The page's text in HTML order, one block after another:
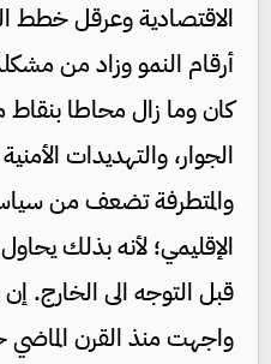
الاقتصادية وعرقل
أرقام النمو وزاد من
كان وما زال محاطا
الجوار، والتهديدات
والمتطرفة تضعف من
الإقليمي؛ لأنه بذلك
قبل التوجه الى الخارج.
واجهت منذ القرن الماضي